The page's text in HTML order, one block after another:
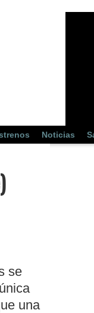
Noticias
se
una